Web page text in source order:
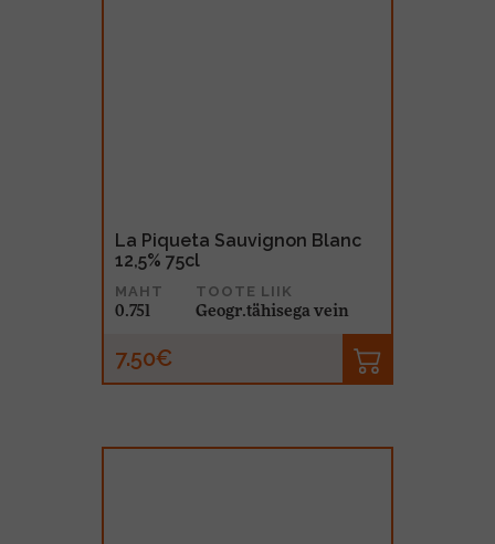
La Piqueta Sauvignon Blanc
12,5% 75cl
MAHT
0.75l
TOOTE LIIK
Geogr.tähisega vein
7.50€